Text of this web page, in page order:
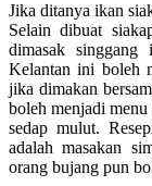
Jika ditanya ikan
Selain dibuat
dimasak
Kelantan ini boleh
jika dimakan
boleh menjadi
sedap mulut.
adalah masakan
orang bujang pun